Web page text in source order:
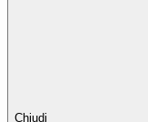
Chiudi